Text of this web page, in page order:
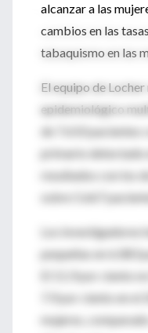
alcanzar a las
cambios en las
tabaquismo en las
El equipo de
epidemiológico
de 7.610 pacientes
primario detectado
resultados con los
sobre 5.667
Los investigadores
pequeñas en 6.083
El 11,9 por ciento
7,9 por ciento en
mujeres,